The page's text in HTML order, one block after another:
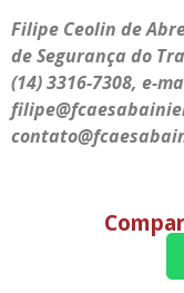
Filipe Ceolin de
de Segurança do
(14) 3316-7308, e-